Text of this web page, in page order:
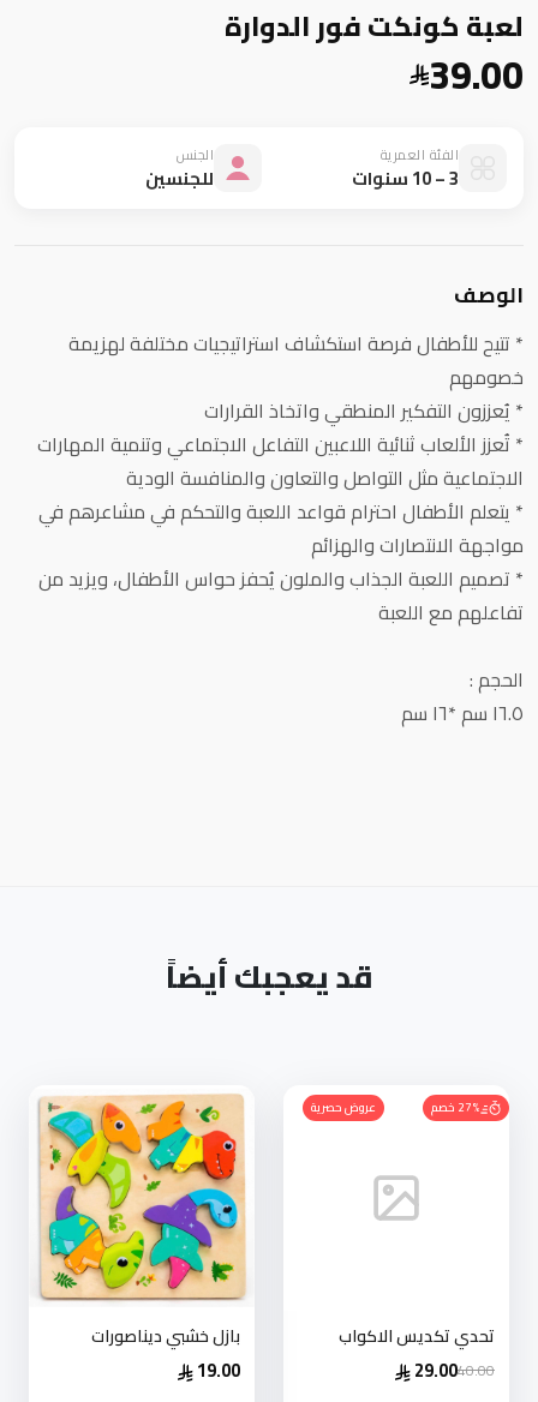
لعبة كونكت فور الدوارة
39.00
الفئة العمرية
3 – 10 سنوات
الجنس
للجنسين
الوصف
* تتيح للأطفال فرصة استكشاف استراتيجيات مختلفة لهزيمة
خصومهم
* يُعززون التفكير المنطقي واتخاذ القرارات
* تُعزز الألعاب ثنائية اللاعبين التفاعل الاجتماعي وتنمية المهارات
الاجتماعية مثل التواصل والتعاون والمنافسة الودية
* يتعلم الأطفال احترام قواعد اللعبة والتحكم في مشاعرهم في
مواجهة الانتصارات والهزائم
* تصميم اللعبة الجذاب والملون يُحفز حواس الأطفال، ويزيد من
تفاعلهم مع اللعبة
الحجم :
١٦.٥ سم *١٦ سم
قد يعجبك أيضاً
27% خصم عروض حصرية
تحدي تكديس الاكواب
40.00
29.00
بازل خشبي ديناصورات
19.00